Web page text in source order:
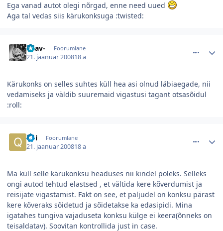
Ega vanad autot olegi nõrgad, enne need uued
Aga tal vedas siis kärukonksuga :twisted:
-elav- Foorumlane
21. jaanuar 200818 a
Kärukonks on selles suhtes küll hea asi olnud läbiaegade, nii
vedamiseks ja väldib suuremaid vigastusi tagant otsasõidul
:roll:
qpi Foorumlane
21. jaanuar 200818 a
Ma küll selle kärukonksu headuses nii kindel poleks. Selleks
ongi autod tehtud elastsed , et vältida kere kõverdumist ja
reisijate vigastamist. Fakt on see, et paljudel on konksu pärast
kere kõveraks sõidetud ja sõidetakse ka edasipidi. Mina
igatahes tungiva vajaduseta konksu külge ei keera(õnneks on
teisaldatav). Soovitan kontrollida just in case.